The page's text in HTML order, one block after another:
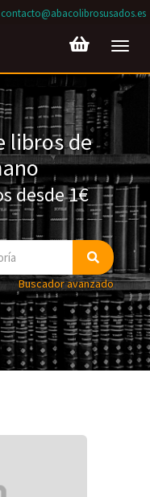
contacto@abacolibrosusados.es
libros de
desde 1€
Buscador avanzado